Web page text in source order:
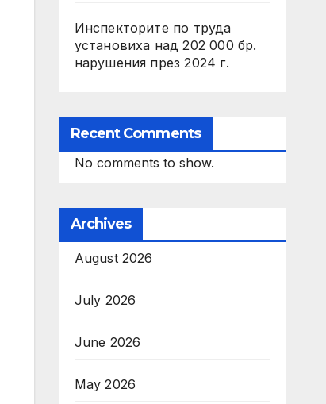
Инспекторите по труда
установиха над 202 000 бр.
нарушения през 2024 г.
Recent Comments
No comments to show.
Archives
August 2026
July 2026
June 2026
May 2026